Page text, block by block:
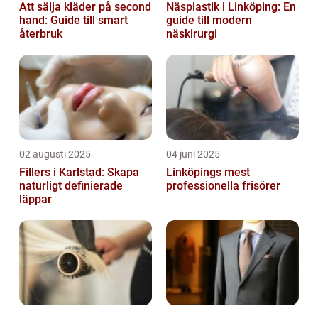
Att sälja kläder på second
hand: Guide till smart
återbruk
Näsplastik i Linköping: En
guide till modern
näskirurgi
02 augusti 2025
Fillers i Karlstad: Skapa
naturligt definierade
läppar
04 juni 2025
Linköpings mest
professionella frisörer